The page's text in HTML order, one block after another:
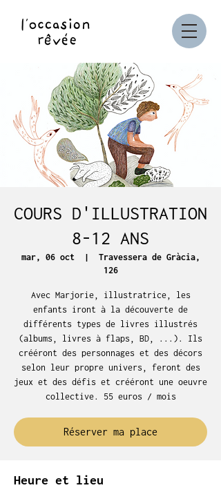
COURS D'ILLUSTRATION
8-12 ANS
mar, 06 oct
  |
Travessera de Gràcia,
126
Avec Marjorie, illustratrice, les
enfants iront à la découverte de
différents types de livres illustrés
(albums, livres à flaps, BD, ...). Ils
crééront des personnages et des décors
selon leur propre univers, feront des
jeux et des défis et crééront une oeuvre
collective. 55 euros / mois
Réserver ma place
Heure et lieu